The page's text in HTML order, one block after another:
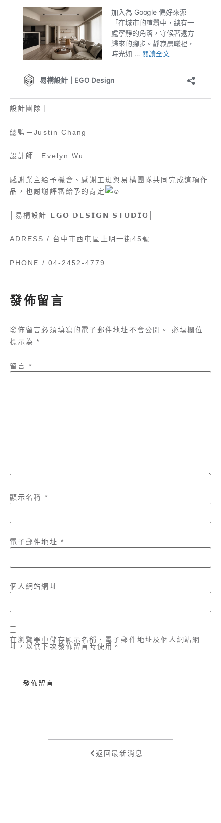
設計團隊｜
總監－Justin Chang
設計師－Evelyn Wu
感謝業主給予機會、感謝工班與易構團隊共同完成這項作
品，也謝謝評審給予的肯定
│易構設計 𝗘𝗚𝗢 𝗗𝗘𝗦𝗜𝗚𝗡 𝗦𝗧𝗨𝗗𝗜𝗢│
ADRESS / 台中市西屯區上明一街45號
PHONE / 04-2452-4779
發佈留言
發佈留言必須填寫的電子郵件地址不會公開。
必填欄位
標示為*
留言*
顯示名稱 *
電子郵件地址 *
個人網站網址
在瀏覽器中儲存顯示名稱、電子郵件地址及個人網站網
址，以供下次發佈留言時使用。
返回最新消息